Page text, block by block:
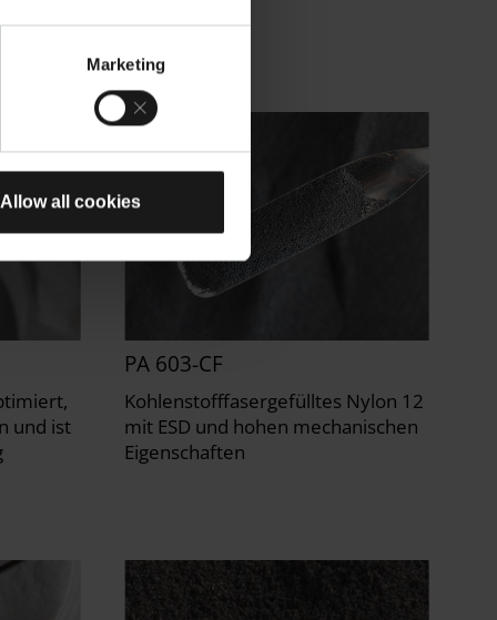
Marketing
Allow all cookies
und ist
PA 603-CF
Kohlenstofffasergefülltes Nylon 12
mit ESD und hohen mechanischen
Eigenschaften